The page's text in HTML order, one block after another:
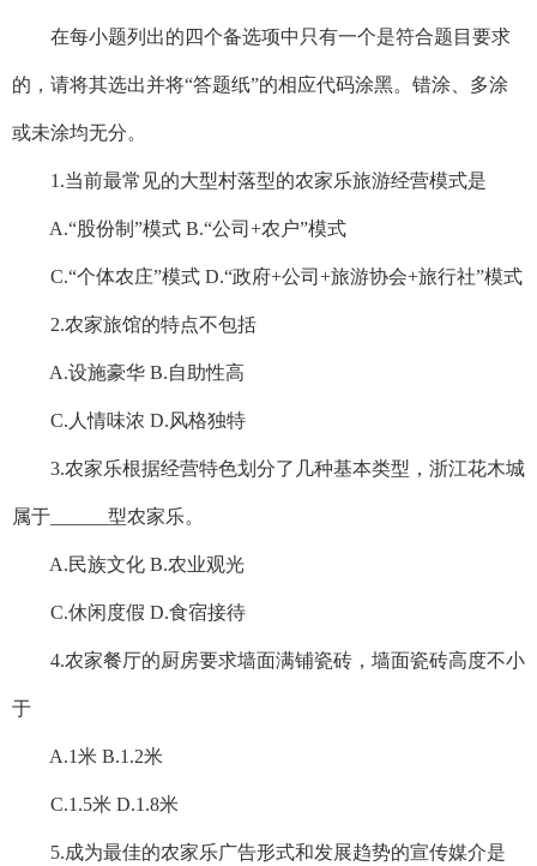
在每小题列出的四个备选项中只有一个是符合题目要求
的，请将其选出并将“答题纸”的相应代码涂黑。错涂、多涂
或未涂均无分。
1.当前最常见的大型村落型的农家乐旅游经营模式是
A.“股份制”模式 B.“公司+农户”模式
C.“个体农庄”模式 D.“政府+公司+旅游协会+旅行社”模式
2.农家旅馆的特点不包括
A.设施豪华 B.自助性高
C.人情味浓 D.风格独特
3.农家乐根据经营特色划分了几种基本类型，浙江花木城
属于______型农家乐。
A.民族文化 B.农业观光
C.休闲度假 D.食宿接待
4.农家餐厅的厨房要求墙面满铺瓷砖，墙面瓷砖高度不小
于
A.1米 B.1.2米
C.1.5米 D.1.8米
5.成为最佳的农家乐广告形式和发展趋势的宣传媒介是